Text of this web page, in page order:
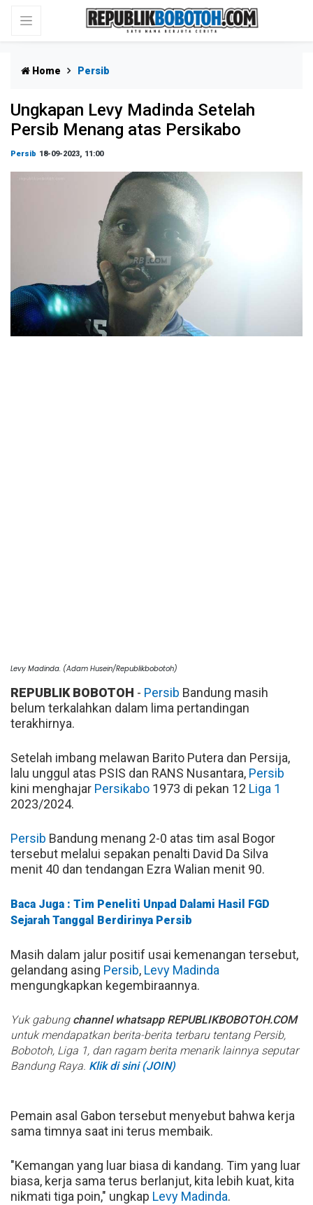
Home Persib
Ungkapan Levy Madinda Setelah
Persib Menang atas Persikabo
Persib 18-09-2023, 11:00
Levy Madinda. (Adam Husein/Republikbobotoh)
REPUBLIK BOBOTOH - Persib Bandung masih
belum terkalahkan dalam lima pertandingan
terakhirnya.
Setelah imbang melawan Barito Putera dan Persija,
lalu unggul atas PSIS dan RANS Nusantara, Persib
kini menghajar Persikabo 1973 di pekan 12 Liga 1
2023/2024.
Persib Bandung menang 2-0 atas tim asal Bogor
tersebut melalui sepakan penalti David Da Silva
menit 40 dan tendangan Ezra Walian menit 90.
Baca Juga : Tim Peneliti Unpad Dalami Hasil FGD
Sejarah Tanggal Berdirinya Persib
Masih dalam jalur positif usai kemenangan tersebut,
gelandang asing Persib, Levy Madinda
mengungkapkan kegembiraannya.
Yuk gabung channel whatsapp REPUBLIKBOBOTOH.COM
untuk mendapatkan berita-berita terbaru tentang Persib,
Bobotoh, Liga 1, dan ragam berita menarik lainnya seputar
Bandung Raya. Klik di sini (JOIN)
Pemain asal Gabon tersebut menyebut bahwa kerja
sama timnya saat ini terus membaik.
"Kemangan yang luar biasa di kandang. Tim yang luar
biasa, kerja sama terus berlanjut, kita lebih kuat, kita
nikmati tiga poin," ungkap Levy Madinda.